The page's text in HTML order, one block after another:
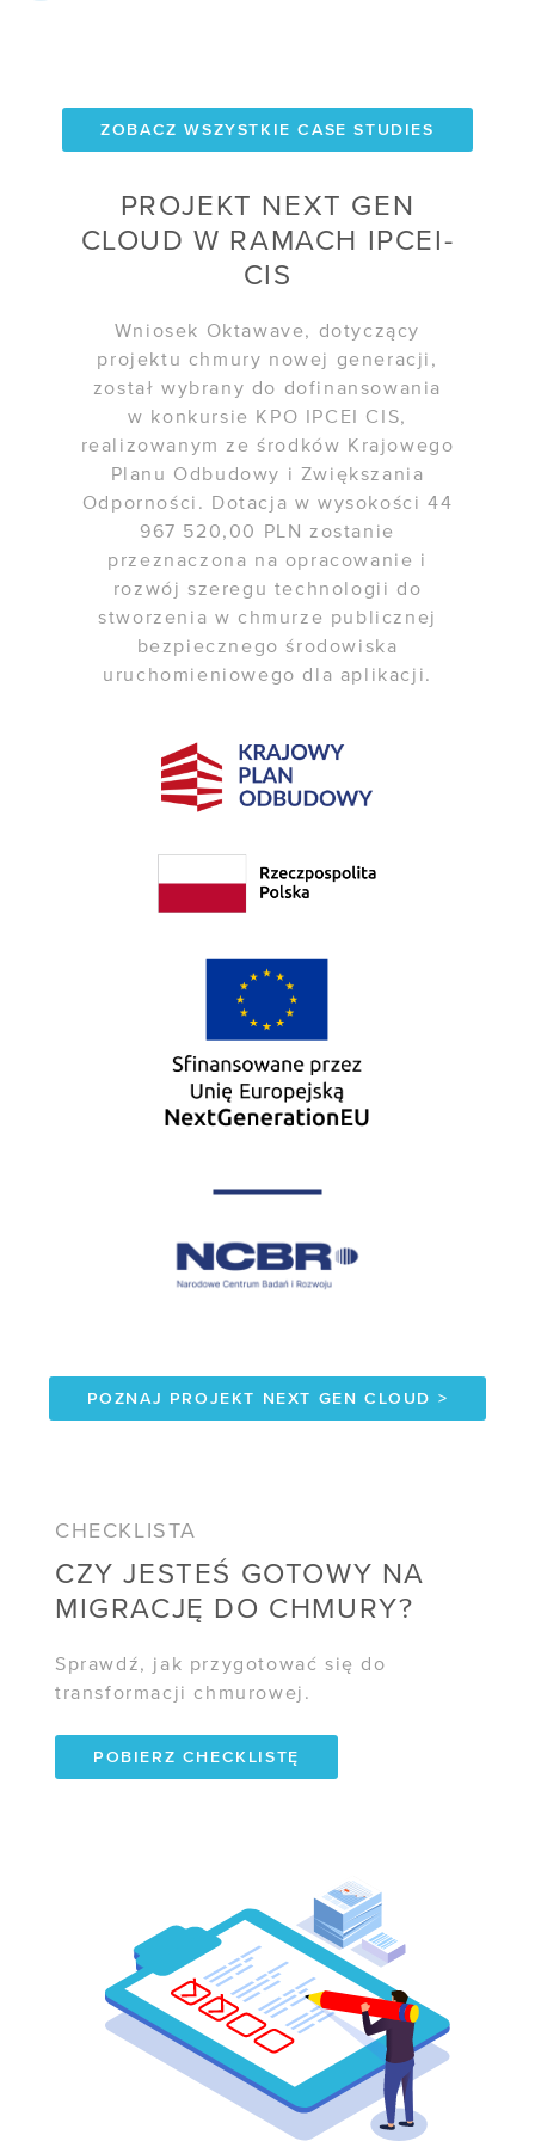
WSPÓŁPRACA
/ Program poleceń
ZOBACZ WSZYSTKIE CASE STUDIES
PROJEKT NEXT GEN
CLOUD W RAMACH IPCEI-
CIS
Wniosek Oktawave, dotyczący
projektu chmury nowej generacji,
został wybrany do dofinansowania
w konkursie KPO IPCEI CIS,
realizowanym ze środków Krajowego
Planu Odbudowy i Zwiększania
Odporności. Dotacja w wysokości 44
967 520,00 PLN zostanie
przeznaczona na opracowanie i
rozwój szeregu technologii do
stworzenia w chmurze publicznej
bezpiecznego środowiska
uruchomieniowego dla aplikacji.
POZNAJ PROJEKT NEXT GEN CLOUD >
CHECKLISTA
CZY JESTEŚ GOTOWY NA
MIGRACJĘ DO CHMURY?
Sprawdź, jak przygotować się do
transformacji chmurowej.
POBIERZ CHECKLISTĘ